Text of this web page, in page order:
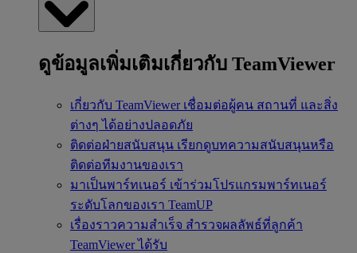
ดูข้อมูลเพิ่มเติมเกี่ยวกับ TeamViewer
เกี่ยวกับ TeamViewer เชื่อมต่อผู้คน สถานที่ และสิ่ง
ต่างๆ ได้อย่างปลอดภัย
ติดต่อฝ่ายสนับสนุน เรียกดูบทความสนับสนุนหรือ
ติดต่อทีมงานของเรา
มาเป็นพาร์ทเนอร์ เข้าร่วมโปรแกรมพาร์ทเนอร์
ระดับโลกของเรา TeamUP
เรื่องราวความสำเร็จ สำรวจผลลัพธ์ที่ลูกค้า
TeamViewer ได้รับ